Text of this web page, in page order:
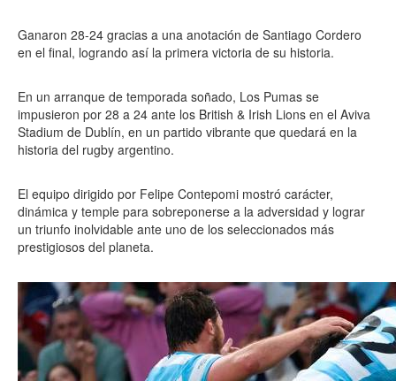
Ganaron 28-24 gracias a una anotación de Santiago Cordero
en el final, logrando así la primera victoria de su historia.
En un arranque de temporada soñado, Los Pumas se
impusieron por 28 a 24 ante los British & Irish Lions en el Aviva
Stadium de Dublín, en un partido vibrante que quedará en la
historia del rugby argentino.
El equipo dirigido por Felipe Contepomi mostró carácter,
dinámica y temple para sobreponerse a la adversidad y lograr
un triunfo inolvidable ante uno de los seleccionados más
prestigiosos del planeta.